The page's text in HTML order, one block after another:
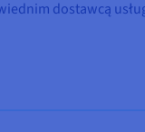
dostawcą